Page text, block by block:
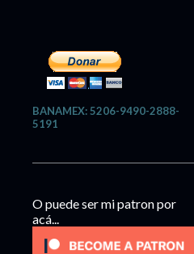
BANAMEX: 5206-9490-2888-
5191
O puede ser mi patron por
acá...